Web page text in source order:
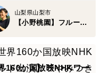
、病気に弱かったり
長所のオンパレード
山梨県山梨市
【小野桃園】フルーツ王国山梨ブランド
160か国放映NHKワー